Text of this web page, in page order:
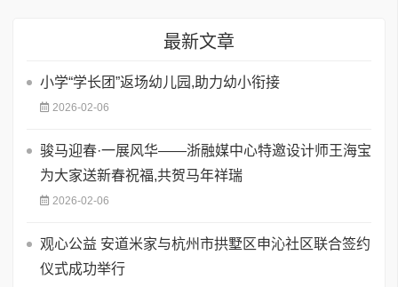
最新文章
小学“学长团”返场幼儿园,助力幼小衔接
2026-02-06
骏马迎春·一展风华——浙融媒中心特邀设计师王海宝
为大家送新春祝福,共贺马年祥瑞
2026-02-06
观心公益 安道米家与杭州市拱墅区申沁社区联合签约
仪式成功举行